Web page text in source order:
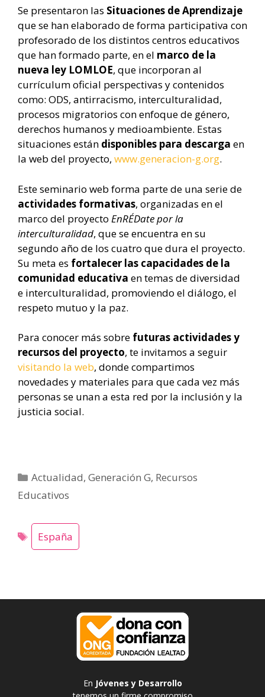
Se presentaron las Situaciones de Aprendizaje
que se han elaborado de forma participativa con
profesorado de los distintos centros educativos
que han formado parte, en el marco de la
nueva ley LOMLOE, que incorporan al
currículum oficial perspectivas y contenidos
como: ODS, antirracismo, interculturalidad,
procesos migratorios con enfoque de género,
derechos humanos y medioambiente. Estas
situaciones están disponibles para descarga en
la web del proyecto, www.generacion-g.org.
Este seminario web forma parte de una serie de
actividades formativas, organizadas en el
marco del proyecto EnRÉDate por la
interculturalidad, que se encuentra en su
segundo año de los cuatro que dura el proyecto.
Su meta es fortalecer las capacidades de la
comunidad educativa en temas de diversidad
e interculturalidad, promoviendo el diálogo, el
respeto mutuo y la paz.
Para conocer más sobre futuras actividades y
recursos del proyecto, te invitamos a seguir
visitando la web, donde compartimos
novedades y materiales para que cada vez más
personas se unan a esta red por la inclusión y la
justicia social.
Categorías
Actualidad,Generación G, Recursos
Educativos
España
En Jóvenes y Desarrollo